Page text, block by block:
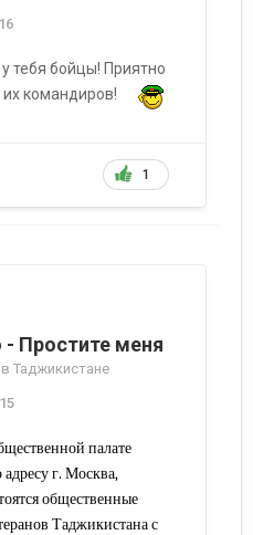
тебя бойцы! Приятно
командиров!
1
Простите меня
Таджикистане
палате
г. Москва,
общественные
Таджикистана с